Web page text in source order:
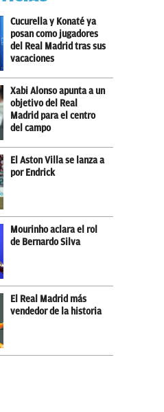
Cucurella y Konaté ya
posan como jugadores
del Real Madrid tras sus
vacaciones
Xabi Alonso apunta a un
objetivo del Real
Madrid para el centro
del campo
El Aston Villa se lanza a
por Endrick
Mourinho aclara el rol
de Bernardo Silva
El Real Madrid más
vendedor de la historia